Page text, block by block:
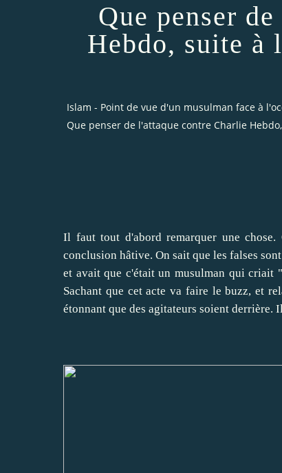
Que penser
Hebdo, suite à
Islam - Point de vue d'un musulman face à
Que penser de l'attaque contre Charlie
Il faut tout d'abord remarquer une
conclusion hâtive. On sait que les falses
et avait que c'était un musulman qui criait
Sachant que cet acte va faire le buzz, et
étonnant que des agitateurs soient